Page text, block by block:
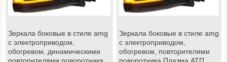
Зеркала боковые в стиле amg
с электроприводом,
обогревом, динамическими
Зеркала боковые в стиле amg
с электроприводом,
обогревом, повторителями